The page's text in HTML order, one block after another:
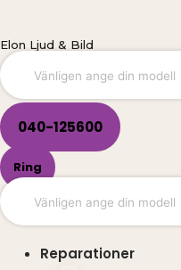
innehåll
Elon Ljud & Bild
040-125600
Ring
Reparationer